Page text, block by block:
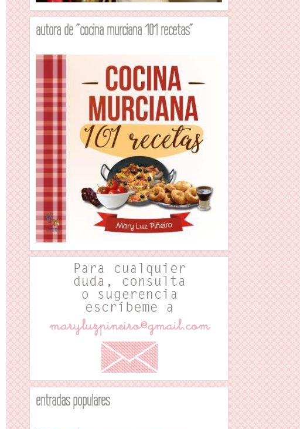
autora de "cocina murciana 101 recetas"
entradas populares